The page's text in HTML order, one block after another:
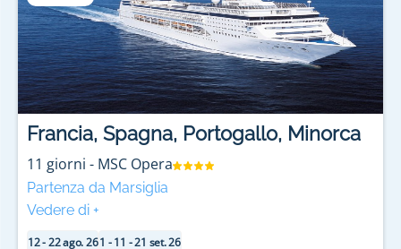
Francia, Spagna, Portogallo, Minorca
11 giorni - MSC Opera
Partenza da Marsiglia
Vedere di +
12 - 22 ago. 261 - 11 - 21 set. 26